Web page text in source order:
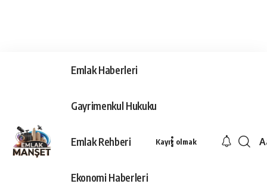
Emlak Haberleri
Gayrimenkul Hukuku
Emlak Rehberi
Ekonomi Haberleri
Kayıt olmak